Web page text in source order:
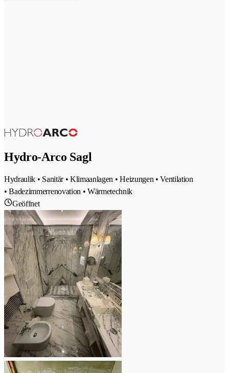
Hydro-Arco Sagl
Hydraulik • Sanitär • Klimaanlagen • Heizungen • Ventilation
• Badezimmerrenovation • Wärmetechnik
Geöffnet